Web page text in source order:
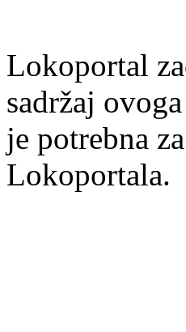
Lokoportal
sadržaj
je potrebna
Lokoportala.